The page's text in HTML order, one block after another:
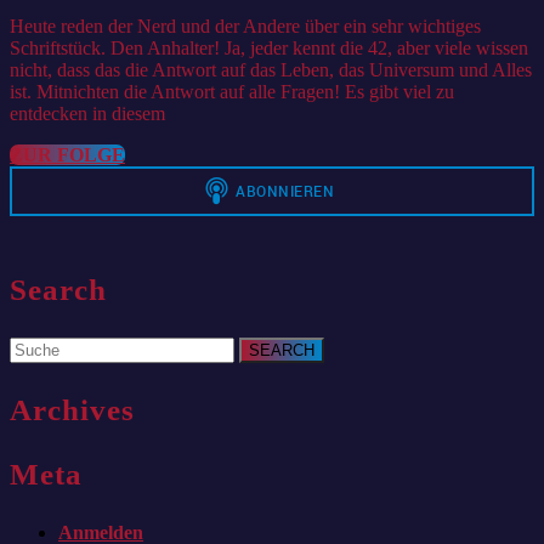
die
Galaxis
2021
Heute reden der Nerd und der Andere über ein sehr wichtiges
Schriftstück. Den Anhalter! Ja, jeder kennt die 42, aber viele wissen
nicht, dass das die Antwort auf das Leben, das Universum und Alles
ist. Mitnichten die Antwort auf alle Fragen! Es gibt viel zu
entdecken in diesem
ZUR FOLGEZUR
FOLGE
Search
Search
for:
Archives
Meta
Anmelden